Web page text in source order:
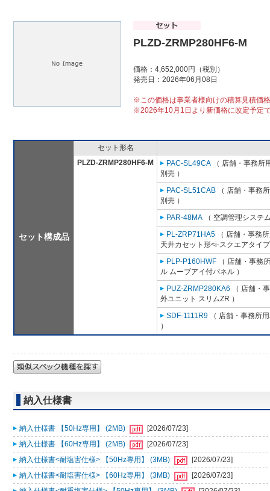
PLZD-ZRMP280HF6-M
価格：4,652,000円（税別）
発売日：2026年06月08日
※この価格は事業者様向けの積算見積価
※2026年10月1日より新価格に改定予定
セット構成品
セット形名
PLZD-ZRMP280HF6-M
PAC-SL49CA （ 店舗・事務所
別売 ）
PAC-SL51CAB （ 店舗・事務
別売 ）
PAR-48MA （ 空調管理システ
PL-ZRP71HA5 （ 店舗・事務
天井カセット形<i-スクエアタイ
PLP-P160HWF （ 店舗・事務
ル ムーブアイ付パネル ）
PUZ-ZRMP280KA6 （ 店舗・
外ユニット スリムZR ）
SDF-1111R9 （ 店舗・事務所
）
納入仕様書
納入仕様書 【50Hz専用】 (2MB)
[2026/07/23]
納入仕様書 【60Hz専用】 (2MB)
[2026/07/23]
納入仕様書<耐塩害仕様> 【50Hz専用】 (3MB)
[2026/07/23]
納入仕様書<耐塩害仕様> 【60Hz専用】 (3MB)
[2026/07/23]